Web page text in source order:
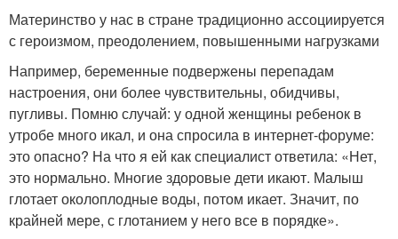
Материнство у нас в стране традиционно ассоциируется
с героизмом, преодолением, повышенными нагрузками
Например, беременные подвержены перепадам
настроения, они более чувствительны, обидчивы,
пугливы. Помню случай: у одной женщины ребенок в
утробе много икал, и она спросила в интернет-форуме:
это опасно? На что я ей как специалист ответила: «Нет,
это нормально. Многие здоровые дети икают. Малыш
глотает околоплодные воды, потом икает. Значит, по
крайней мере, с глотанием у него все в порядке».